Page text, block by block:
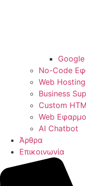
Google
No-Code
Web Hosting
Business
Custom
Web
AI Chatbot
Άρθρα
Επικοινωνία